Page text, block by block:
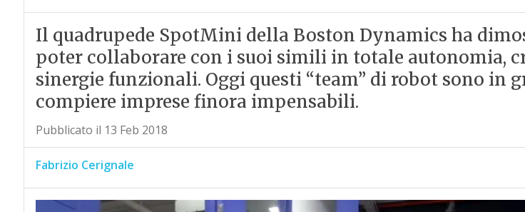
Il quadrupede SpotMini della Boston Dynamics ha
poter collaborare con i suoi simili in totale autonomia,
sinergie funzionali. Oggi questi “team” di robot sono in
compiere imprese finora impensabili.
Pubblicato il 13 Feb 2018
Fabrizio Cerignale